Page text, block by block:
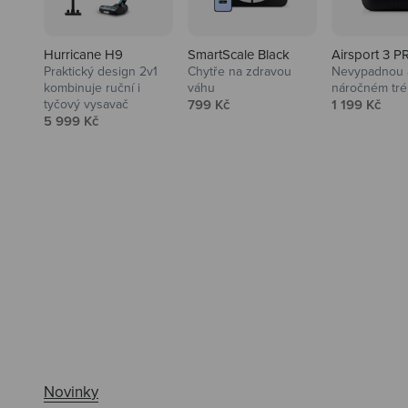
Hurricane H9
Praktický design 2v1
kombinuje ruční i
tyčový vysavač
Prodejní cena
5 999 Kč
SmartScale Black
Chytře na zdravou
váhu
Prodejní cena
799 Kč
Airsport 3
Nevypadnou
náročném
Prodejní cena
1 199 Kč